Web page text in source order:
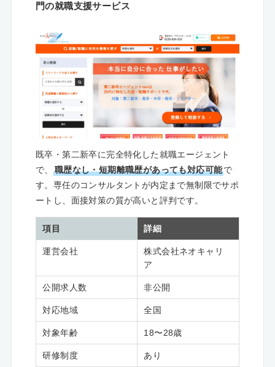
門の就職支援サービス
既卒・第二新卒に完全特化した就職エージェント
で、
職歴なし・短期離職歴があっても対応可能で
す。専任のコンサルタントが内定まで無制限でサポ
ートし、面接対策の質が高いと評判です。
項目 詳細
運営会社
株式会社ネオキャリ
ア
公開求人数 非公開
対応地域 全国
対象年齢 18〜28歳
研修制度 あり